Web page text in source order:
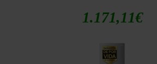
1.171,11€